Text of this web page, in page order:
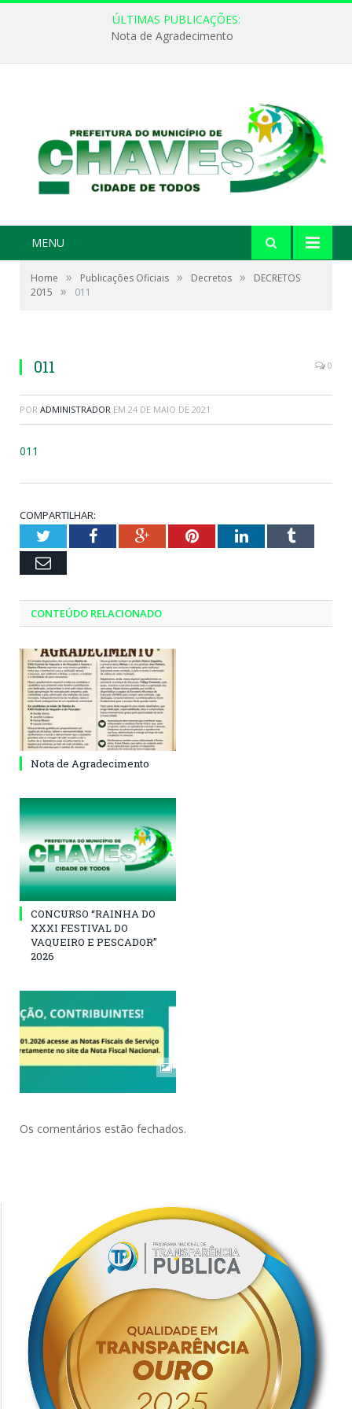
ÚLTIMAS PUBLICAÇÕES:
Nota de Agradecimento
MENU
Home » Publicações Oficiais » Decretos »
DECRETOS
2015
» 011
011 0
POR ADMINISTRADOR EM 24 DE MAIO DE 2021
011
COMPARTILHAR:
TwitterFacebookGoogle+PinterestLinkedInTumblr
Email
CONTEÚDO RELACIONADO
Nota de Agradecimento
CONCURSO “RAINHA DO
XXXI FESTIVAL DO
VAQUEIRO E PESCADOR”
2026
Os comentários estão fechados.